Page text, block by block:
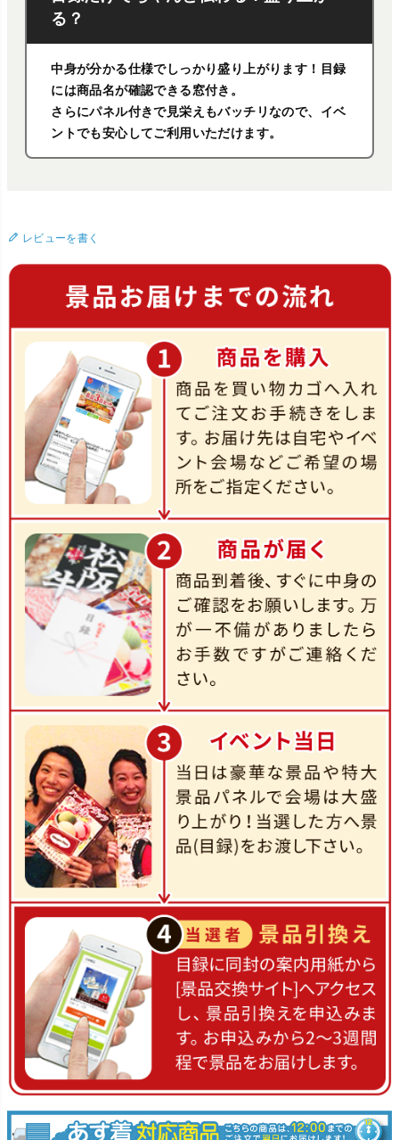
る？
中身が分かる仕様でしっかり盛り上がります！目録
には商品名が確認できる窓付き。
さらにパネル付きで見栄えもバッチリなので、イベ
ントでも安心してご利用いただけます。
レビューを書く